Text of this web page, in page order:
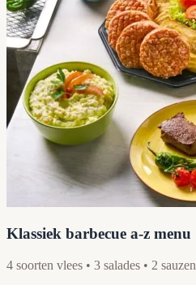
Klassiek barbecue a-z menu
4 soorten vlees • 3 salades • 2 sauzen